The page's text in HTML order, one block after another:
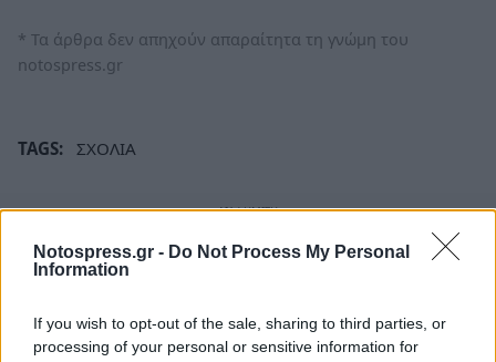
Notospress.gr - Do Not Process My Personal
Information
If you wish to opt-out of the sale, sharing to third parties, or
processing of your personal or sensitive information for
* Τα άρθρα δεν απηχούν απαραίτητα τη γνώμη του
notospress.gr
TAGS: ΣΧΟΛΙΑ